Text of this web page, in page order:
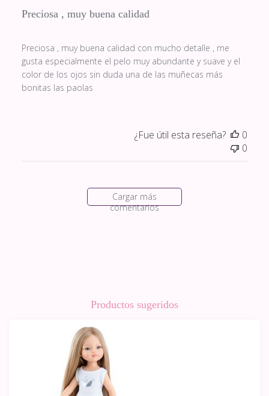
Preciosa , muy buena calidad
Preciosa , muy buena calidad con mucho detalle , me
gusta especialmente el pelo muy abundante y suave y el
color de los ojos sin duda una de las muñecas más
bonitas las paolas
¿Fue útil esta reseña?
0
0
Cargar más
comentarios
Productos sugeridos